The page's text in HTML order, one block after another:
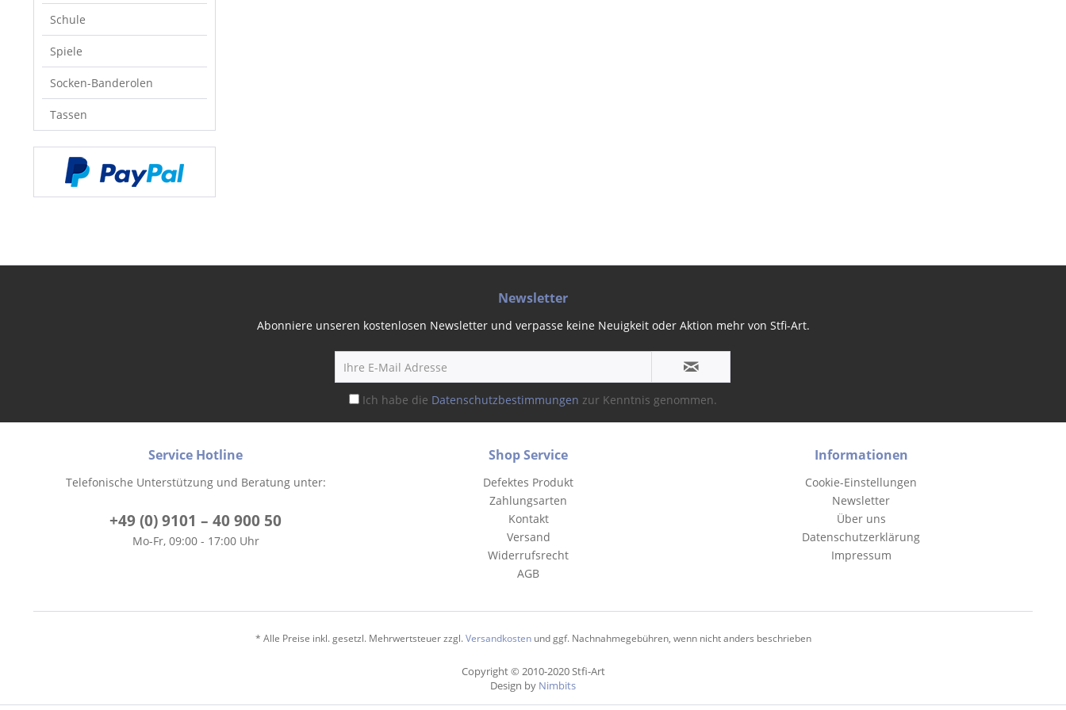
Schule
Spiele
Socken-Banderolen
Tassen
Service Hotline
Telefonische Unterstützung und Beratung unter:
+49 (0) 9101 – 40 900 50
Mo-Fr, 09:00 - 17:00 Uhr
Shop Service
Defektes Produkt
Zahlungsarten
Kontakt
Versand
Widerrufsrecht
AGB
Informationen
Cookie-Einstellungen
Newsletter
Über uns
Datenschutzerklärung
Impressum
Newsletter
Abonniere unseren kostenlosen Newsletter und verpasse keine Neuigkeit oder Aktion mehr von Stfi-Art.
Ich habe die Datenschutzbestimmungen zur Kenntnis genommen.
* Alle Preise inkl. gesetzl. Mehrwertsteuer zzgl.Versandkostenund ggf. Nachnahmegebühren, wenn nicht anders beschrieben
Copyright © 2010-2020 Stfi-Art
Design by Nimbits